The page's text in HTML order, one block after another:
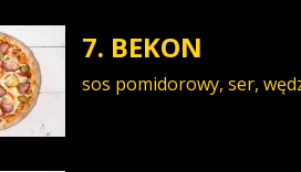
7. BEKON
sos pomidorowy, ser,